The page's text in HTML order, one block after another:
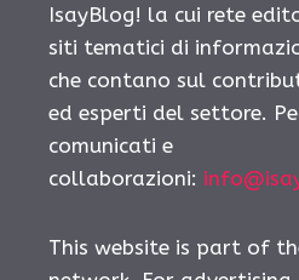
IsayBlog! la cui rete
siti tematici di
che contano sul
ed esperti del settore.
comunicati e
collaborazioni:
This website is part of